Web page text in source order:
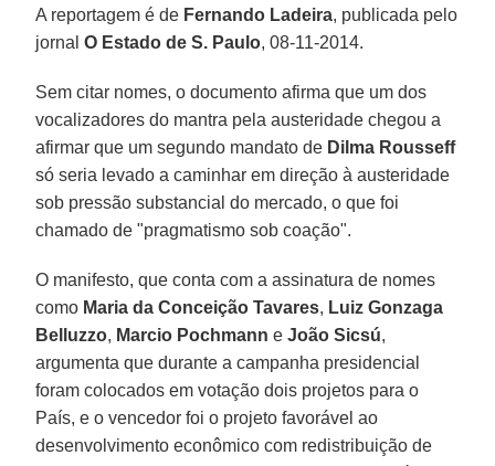
A reportagem é de Fernando Ladeira, publicada pelo
jornalO Estado de S. Paulo, 08-11-2014.
Sem citar nomes, o documento afirma que um dos
vocalizadores do mantra pela austeridade chegou a
afirmar que um segundo mandato de Dilma Rousseff
só seria levado a caminhar em direção à austeridade
sob pressão substancial do mercado, o que foi
chamado de "pragmatismo sob coação".
O manifesto, que conta com a assinatura de nomes
como Maria da Conceição Tavares, Luiz Gonzaga
Belluzzo, Marcio Pochmann eJoão Sicsú,
argumenta que durante a campanha presidencial
foram colocados em votação dois projetos para o
País, e o vencedor foi o projeto favorável ao
desenvolvimento econômico com redistribuição de